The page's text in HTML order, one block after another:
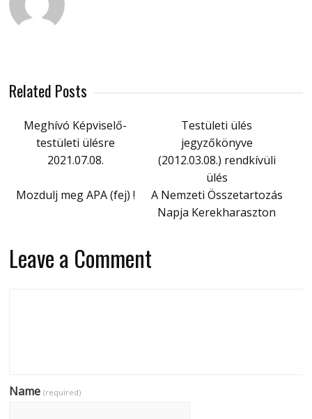
Related Posts
Meghívó Képviselő-
testületi ülésre
2021.07.08.
Testületi ülés
jegyzőkönyve
(2012.03.08.) rendkívüli
ülés
Mozdulj meg APA (fej) !
A Nemzeti Összetartozás
Napja Kerekharaszton
Leave a Comment
Name(required)